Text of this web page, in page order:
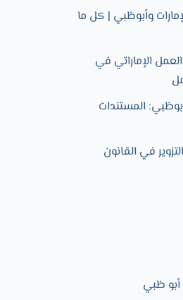
وأبوظبي | كل ما
الإماراتي في
المستندات
في القانون
أبو ظبي